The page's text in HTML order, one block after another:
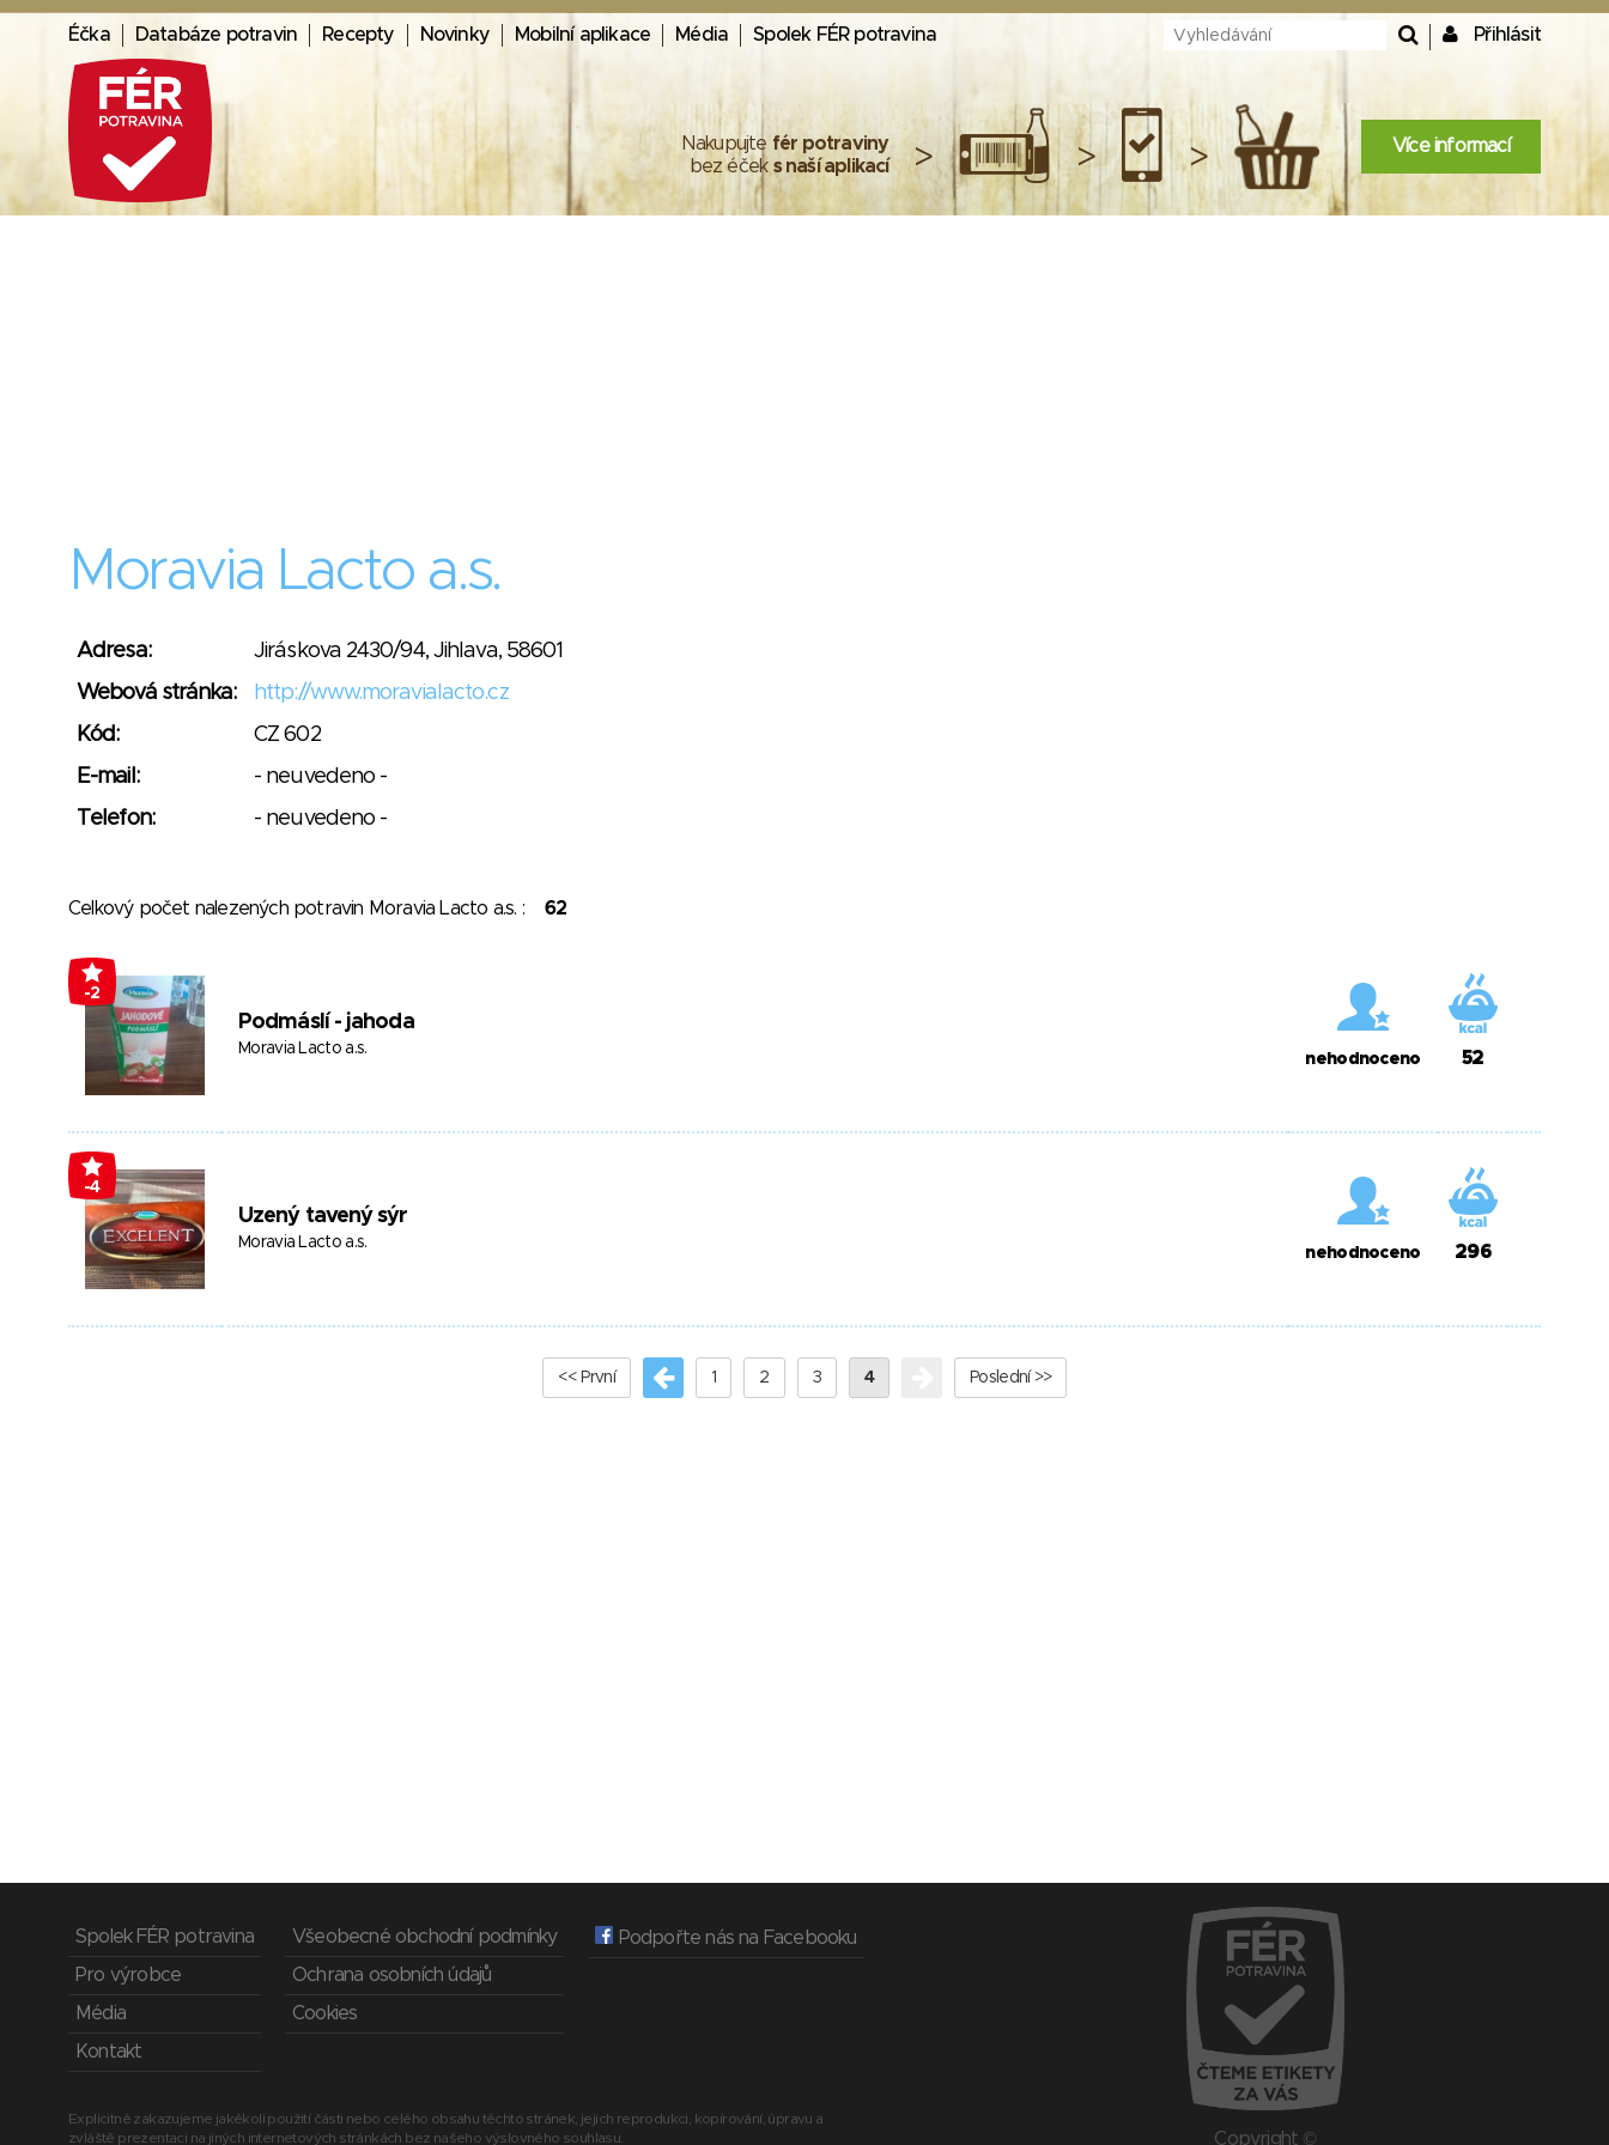
Éčka Databáze potravin Recepty Novinky Mobilní aplikace Média Spolek FÉR potravina Přihlásit
Nakupujte fér potraviny
bez éček s naší aplikací > > > Více informací
Moravia Lacto a.s.
Adresa:
Jiráskova 2430/94, Jihlava, 58601
Webová stránka:
http://www.moravialacto.cz
Kód:
CZ 602
E-mail:
- neuvedeno -
Telefon:
- neuvedeno -
Celkový počet nalezených potravin Moravia Lacto a.s. : 62
-2
Podmáslí - jahoda
Moravia Lacto a.s.
nehodnoceno 52
-4
Uzený tavený sýr
Moravia Lacto a.s.
nehodnoceno 296
<< První 1 2 3 4 Poslední >>
Spolek FÉR potravina
Pro výrobce
Média
Kontakt
Všeobecné obchodní podmínky
Ochrana osobních údajů
Cookies
Podpořte nás na Facebooku
Explicitně zakazujeme jakékoli použití části nebo celého obsahu těchto stránek, jejich reprodukci, kopírování, úpravu a
zvláště prezentaci na jiných internetových stránkách bez našeho výslovného souhlasu.
Copyright ©